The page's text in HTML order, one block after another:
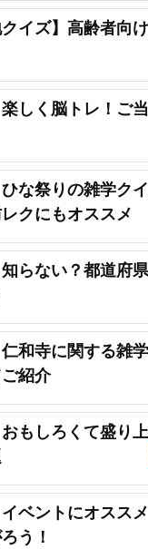
クイズ】高齢者向
楽しく脳トレ！ご
ひな祭りの雑学ク
クにもオススメ
知らない？都道府
仁和寺に関する雑
紹介
おもしろくて盛り
イベントにオスス
う！